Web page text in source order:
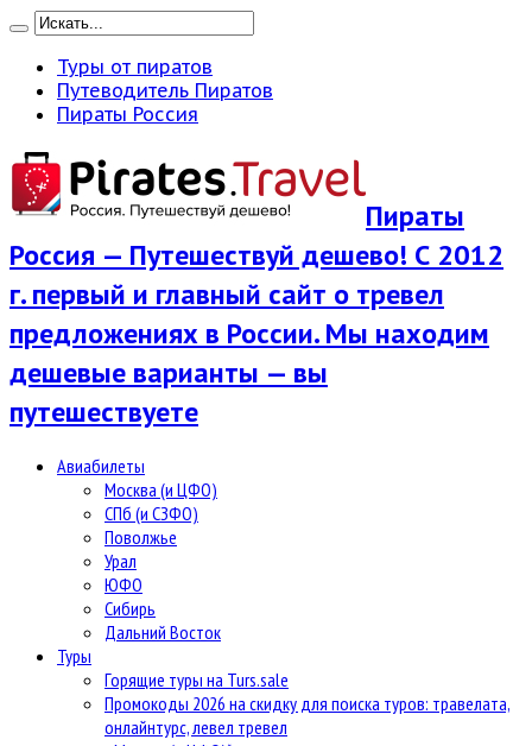
Туры от пиратов
Путеводитель Пиратов
Пираты Россия
Пираты
Россия — Путешествуй дешево! С 2012
г. первый и главный сайт о тревел
предложениях в России. Мы находим
дешевые варианты — вы
путешествуете
Авиабилеты
Москва (и ЦФО)
СПб (и СЗФО)
Поволжье
Урал
ЮФО
Сибирь
Дальний Восток
Туры
Горящие туры на Turs.sale
Промокоды 2026 на скидку для поиска туров: травелата,
онлайнтурс, левел тревел